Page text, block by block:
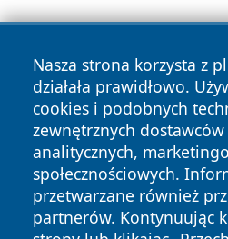
Nasza strona korzysta z
działała prawidłowo.
cookies i podobnych
zewnętrznych dostawców
analitycznych,
społecznościowych.
przetwarzane również
partnerów. Kontynuując
Copyright © 2026 leszczynski24.pl
zastrzeżone.
News Autorzy
Polityka